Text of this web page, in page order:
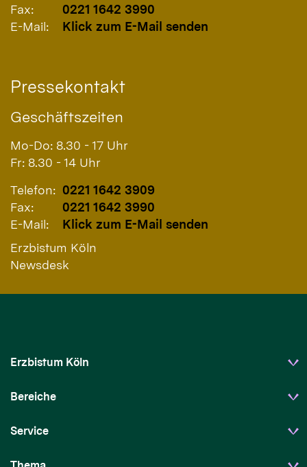
Fax:
0221 1642 3990
E-Mail:
Klick zum E-Mail senden
Pressekontakt
Geschäftszeiten
Mo-Do: 8.30 - 17 Uhr
Fr: 8.30 - 14 Uhr
Telefon: 0221 1642 3909
Fax:
0221 1642 3990
E-Mail:
Klick zum E-Mail senden
Erzbistum Köln
Newsdesk
Erzbistum Köln
Bereiche
Service